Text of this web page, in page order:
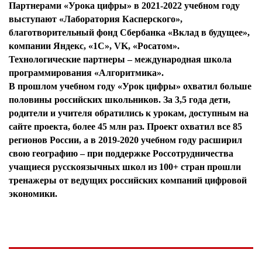
Партнерами «Урока цифры» в 2021-2022 учебном году
выступают «Лаборатория Касперского»,
благотворительный фонд Сбербанка «Вклад в будущее»,
компании Яндекс, «1С», VK, «Росатом».
Технологические партнеры – международная школа
программирования «Алгоритмика».
В прошлом учебном году «Урок цифры» охватил больше
половины российских школьников. За 3,5 года дети,
родители и учителя обратились к урокам, доступным на
сайте проекта, более 45 млн раз. Проект охватил все 85
регионов России, а в 2019-2020 учебном году расширил
свою географию – при поддержке Россотрудничества
учащиеся русскоязычных школ из 100+ стран прошли
тренажеры от ведущих российских компаний цифровой
экономики.